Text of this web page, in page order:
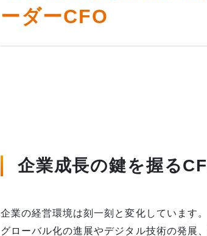
ーダーCFO
企業成長の鍵を握る
企業の経営環境は刻一刻と変化しています。
グローバル化の進展やデジタル技術の発展